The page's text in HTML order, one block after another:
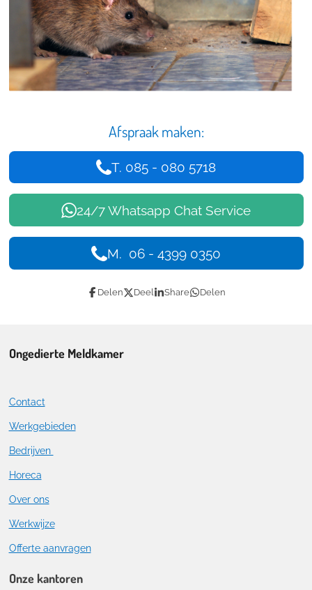
Afspraak maken:
T. 085 - 080 5718
24/7 Whatsapp Chat Service
M. 06 - 4399 0350
Delen Deel Share Delen
Ongedierte Meldkamer
Contact
Werkgebieden
Bedrijven
Horeca
Over ons
Werkwijze
Offerte aanvragen
Onze kantoren